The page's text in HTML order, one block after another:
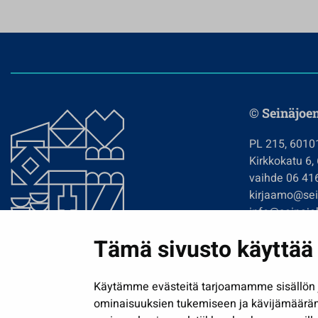
Tämä sivusto
Käytämme evästeitä tarjoamamme
ominaisuuksien tukemiseen ja
©
PL 215,
Kirkkokatu
vaihde 06
Tilaa